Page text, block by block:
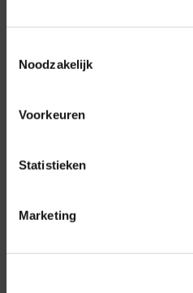
Noodzakelijk
Voorkeuren
Statistieken
Marketing
Direct naar
Over ons
Contact